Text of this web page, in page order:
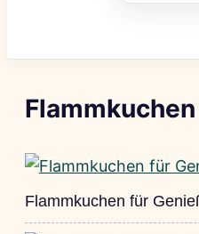
Flammkuchen für